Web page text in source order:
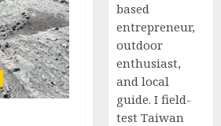
based
entrepreneur,
outdoor
enthusiast,
and local
guide. I field-
test Taiwan